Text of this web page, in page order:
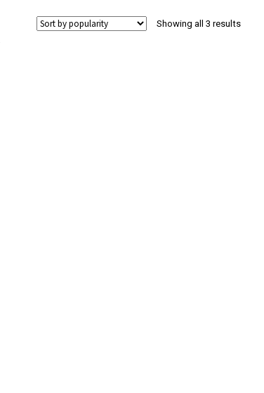
Showing all 3 resultsSorted